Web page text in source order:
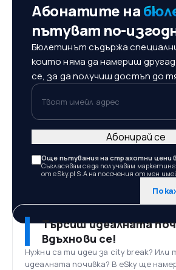
Абонатите на
пътуват по-
Бюлетинът съдържа
които няма да намериш
се, за да получиш достъп до
Твоят имейл адрес
Още пътувания на страхотни цени
Съгласявам се да получавам
от eSky.pl S.A на посочения от мен
Абонирай се
Търсиш идеалната
Вдъхнови се!
Нужни са ти идеи за city break? Или
идеалната почивка? В eSky ще